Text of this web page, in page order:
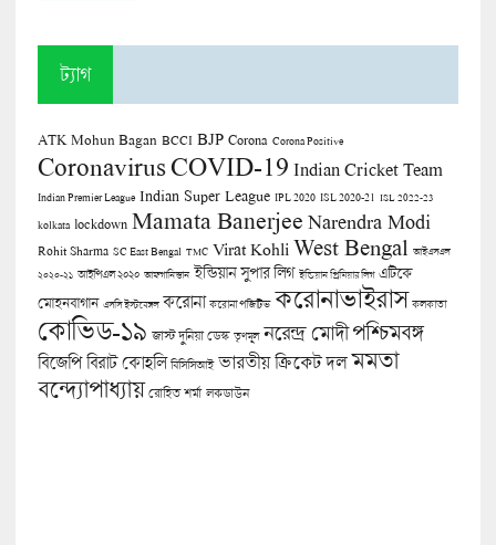
ট্যাগ
ATK Mohun Bagan BCCI BJP Corona Corona Positive
CoronavirusCOVID-19 Indian Cricket Team
Indian Premier League Indian Super League IPL 2020 ISL 2020-21 ISL 2022-23
kolkata lockdown Mamata Banerjee Narendra Modi
Rohit Sharma SC East Bengal TMC Virat Kohli West Bengal আইএসএল
২০২০-২১ আইপিএল ২০২০ আফগানিস্তান ইন্ডিয়ান সুপার লিগ ইন্ডিয়ান প্রিমিয়ার লিগ এটিকে
মোহনবাগান এসসি ইস্টবেঙ্গল করোনা করোনা পজিটিভ করোনাভাইরাস কলকাতা
কোভিড-১৯ জাস্ট দুনিয়া ডেস্ক তৃণমূল নরেন্দ্র মোদী পশ্চিমবঙ্গ
বিজেপি বিরাট কোহলি বিসিসিআই ভারতীয় ক্রিকেট দল মমতা
বন্দ্যোপাধ্যায় রোহিত শর্মা লকডাউন